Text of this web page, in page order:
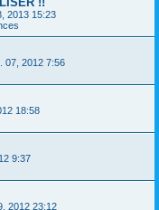
2013 15:23
07, 2012 7:56
18:58
9:37
2012 23:12